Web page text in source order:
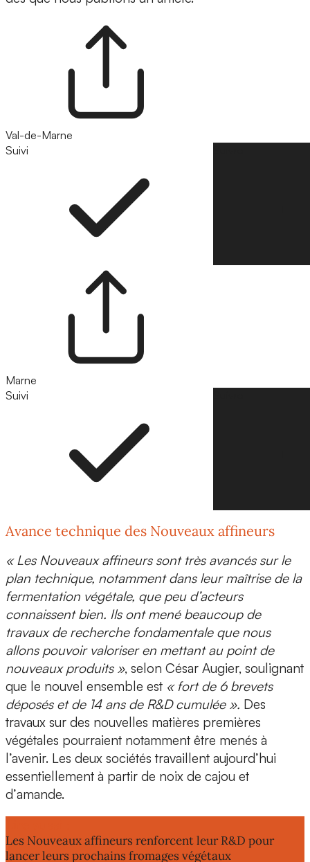
Val-de-Marne
Suivi
Marne
Suivi
Avance technique des Nouveaux affineurs
« Les Nouveaux affineurs sont très avancés sur le
plan technique, notamment dans leur maîtrise de la
fermentation végétale, que peu d’acteurs
connaissent bien. Ils ont mené beaucoup de
travaux de recherche fondamentale que nous
allons pouvoir valoriser en mettant au point de
nouveaux produits », selon César Augier, soulignant
que le nouvel ensemble est « fort de 6 brevets
déposés et de 14 ans de R&D cumulée ». Des
travaux sur des nouvelles matières premières
végétales pourraient notamment être menés à
l’avenir. Les deux sociétés travaillent aujourd’hui
essentiellement à partir de noix de cajou et
d’amande.
Les Nouveaux affineurs renforcent leur R&D pour
lancer leurs prochains fromages végétaux